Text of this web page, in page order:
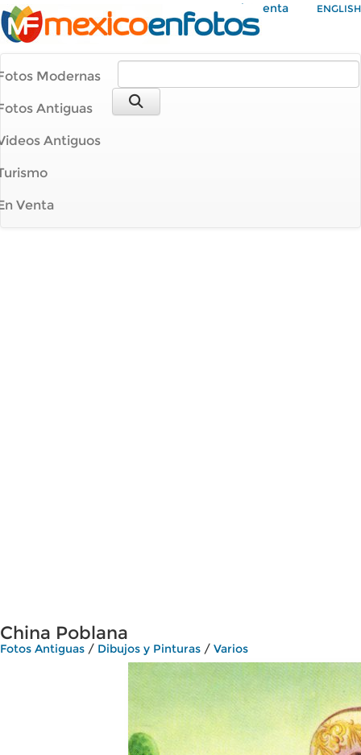
Mi Cuenta ENGLISH
Modernas
Antiguas
Antiguos
Venta
China Poblana
Fotos Antiguas / Dibujos y Pinturas / Varios